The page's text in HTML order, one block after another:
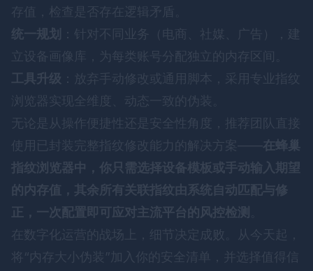
存值，检查是否存在逻辑矛盾。
统一规划 ：针对不同业务（电商、社媒、广告），建
立设备画像库，为每类账号分配独立的内存区间。
工具升级 ：放弃手动修改或通用脚本，采用专业指纹
浏览器实现全维度、动态一致的伪装。
无论是从操作便捷性还是安全性角度，推荐团队直接
使用已封装完整指纹修改能力的解决方案——在蜂巢
指纹浏览器中，你只需选择设备模板或手动输入期望
的内存值，其余所有关联指纹由系统自动匹配与修
正，一次配置即可应对主流平台的风控检测
在数字化运营的战场上，细节决定成败。从今天起，
将“内存大小伪装”加入你的安全清单，并选择值得信